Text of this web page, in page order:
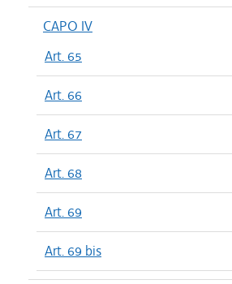
CAPO IV
Art. 65
Art. 66
Art. 67
Art. 68
Art. 69
Art. 69 bis